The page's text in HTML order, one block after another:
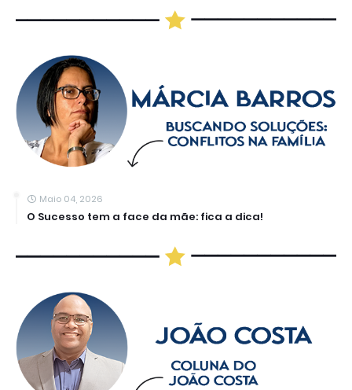
Maio 04, 2026
O Sucesso tem a face da mãe: fica a dica!